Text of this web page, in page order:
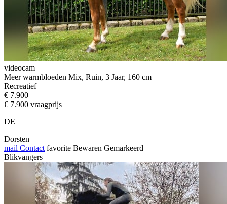
videocam
Meer warmbloeden Mix, Ruin, 3 Jaar, 160 cm
Recreatief
€ 7.900
€ 7.900 vraagprijs
DE
Dorsten
mail Contact favorite Bewaren Gemarkeerd
Blikvangers